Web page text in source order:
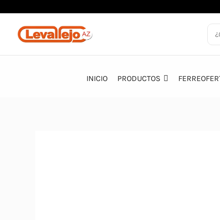
contenido
INICIO PRODUCTOS